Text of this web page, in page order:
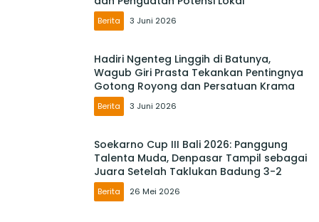
Berita 3 Juni 2026
Hadiri Ngenteg Linggih di Batunya,
Wagub Giri Prasta Tekankan Pentingnya
Gotong Royong dan Persatuan Krama
Berita 3 Juni 2026
Soekarno Cup III Bali 2026: Panggung
Talenta Muda, Denpasar Tampil sebagai
Juara Setelah Taklukan Badung 3-2
Berita 26 Mei 2026